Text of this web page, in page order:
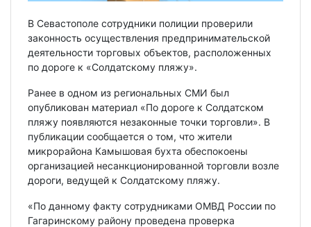
В Севастополе сотрудники полиции проверили
законность осуществления предпринимательской
деятельности торговых объектов, расположенных
по дороге к «Солдатскому пляжу».
Ранее в одном из региональных СМИ был
опубликован материал «По дороге к Солдатском
пляжу появляются незаконные точки торговли». В
публикации сообщается о том, что жители
микрорайона Камышовая бухта обеспокоены
организацией несанкционированной торговли возле
дороги, ведущей к Солдатскому пляжу.
«По данному факту сотрудниками ОМВД России по
Гагаринскому району проведена проверка